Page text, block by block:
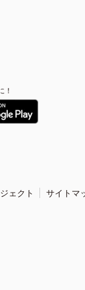
！
ェクト サイトマ